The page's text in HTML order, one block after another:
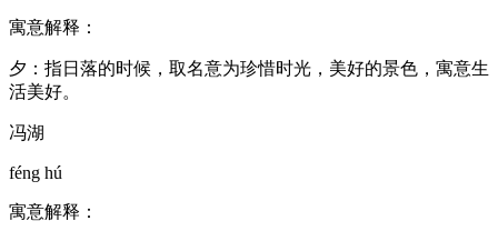
寓意解释：
夕：指日落的时候，取名意为珍惜时光，美好的景色，寓意生
活美好。
冯湖
féng hú
寓意解释：